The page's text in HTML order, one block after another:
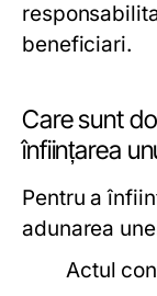
beneficiari.
Care sunt
înființarea
Pentru a
adunarea
Actul